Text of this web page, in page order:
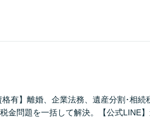
有】離婚、企業法務、遺産分割･相続
金問題を一括して解決。【公式LINE